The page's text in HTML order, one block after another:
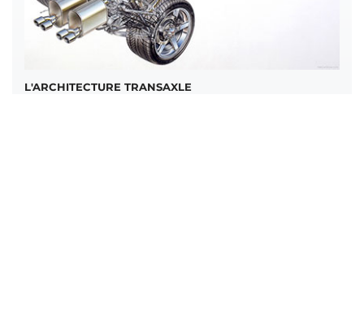
L'ARCHITECTURE TRANSAXLE